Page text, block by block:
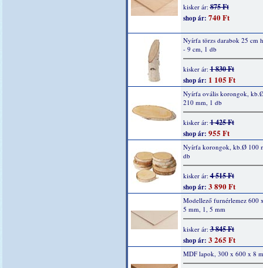
kisker ár:875 Ft
shop ár: 740 Ft
Nyírfa törzs darabok 25 cm
- 9 cm, 1 db
kisker ár:1 830 Ft
shop ár: 1 105 Ft
Nyírfa ovális korongok,
210 mm, 1 db
kisker ár:1 425 Ft
shop ár: 955 Ft
Nyírfa korongok, kb.Ø 100
db
kisker ár:4 515 Ft
shop ár: 3 890 Ft
Modellező furnérlemez 600
5 mm, 1, 5 mm
kisker ár:3 845 Ft
shop ár: 3 265 Ft
MDF lapok, 300 x 600 x 8